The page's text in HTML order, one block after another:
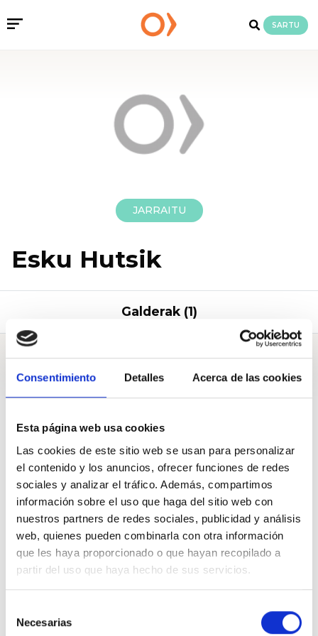
Consentimiento Detalles Acerca de las cookies
Esta página web usa cookies
Las cookies de este sitio web se usan para personalizar
el contenido y los anuncios, ofrecer funciones de redes
sociales y analizar el tráfico. Además, compartimos
información sobre el uso que haga del sitio web con
nuestros partners de redes sociales, publicidad y análisis
web, quienes pueden combinarla con otra información
que les haya proporcionado o que hayan recopilado a
partir del uso que haya hecho de sus servicios.
Necesarias
SARTU
JARRAITU
Esku Hutsik
Galderak (1)
Galderak
Las familias que atraviesan un duelo por muerte gestacional,
perinatal o neonatal dependen de la empatía y humanidad de
quien les atiende. ¿Cuándo se va a crear una guía común que
unifique la atención a estos duelos en los centros sanitarios
vascos?
Pregunta de Esku Hutsik
2022 Ots. 21
192 Apoyos de500